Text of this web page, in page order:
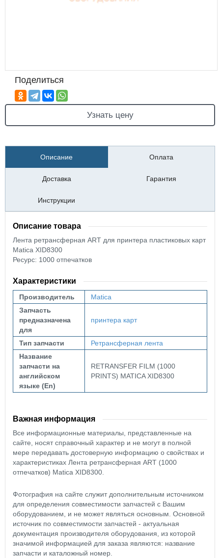
Поделиться
Узнать цену
Описание Оплата
Доставка Гарантия
Инструкции
Описание товара
Лента ретрансферная ART для принтера пластиковых карт
Matica XID8300
Ресурс: 1000 отпечатков
Характеристики
Производитель
Matica
Запчасть
предназначена
для
принтера карт
Тип запчасти
Ретрансферная лента
Название
запчасти на
английском
языке (En)
RETRANSFER FILM (1000
PRINTS) MATICA XID8300
Важная информация
Все информационные материалы, представленные на
сайте, носят справочный характер и не могут в полной
мере передавать достоверную информацию о свойствах и
характеристиках Лента ретрансферная ART (1000
отпечатков) Matica XID8300.
Фотография на сайте служит дополнительным источником
для определения совместимости запчастей с Вашим
оборудованием, и не может являться основным. Основной
источник по совместимости запчастей - актуальная
документация производителя оборудования, из которой
значимой информацией для заказа являются: название
запчасти и каталожный номер.